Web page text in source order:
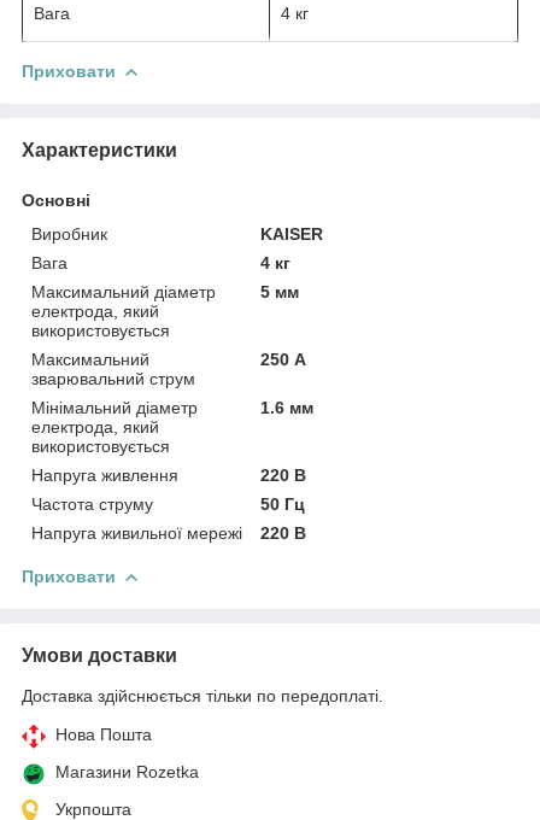
Вага 4 кг
Приховати
Характеристики
Основні
Виробник
KAISER
Вага
4 кг
Максимальний діаметр
електрода, який
використовується
5 мм
Максимальний
зварювальний струм
250 А
Мінімальний діаметр
електрода, який
використовується
1.6 мм
Напруга живлення
220 В
Частота струму
50 Гц
Напруга живильної мережі
220 В
Приховати
Умови доставки
Доставка здійснюється тільки по передоплаті.
Нова Пошта
Магазини Rozetka
Укрпошта